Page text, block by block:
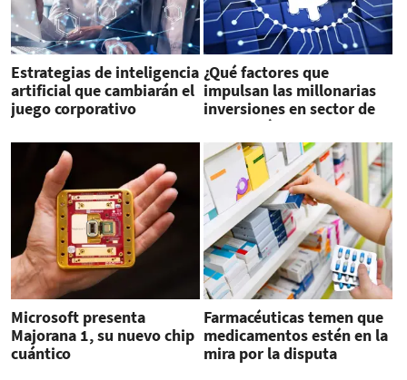
Estrategias de inteligencia
artificial que cambiarán el
juego corporativo
¿Qué factores que
impulsan las millonarias
inversiones en sector de
tecnología?
Microsoft presenta
Majorana 1, su nuevo chip
cuántico
Farmacéuticas temen que
medicamentos estén en la
mira por la disputa